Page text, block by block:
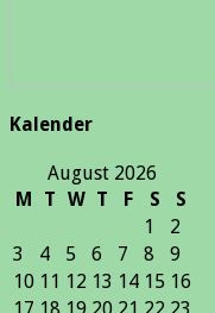
Kalender
August 2026
M
T W T F S
S
1
2
3
4 5 6 7 8
9
10 11 12 13 14 15 16